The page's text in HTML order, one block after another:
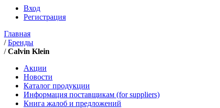
Вход
Регистрация
Главная
/Бренды
/Calvin Klein
Акции
Новости
Каталог продукции
Информация поставщикам (for suppliers)
Книга жалоб и предложений